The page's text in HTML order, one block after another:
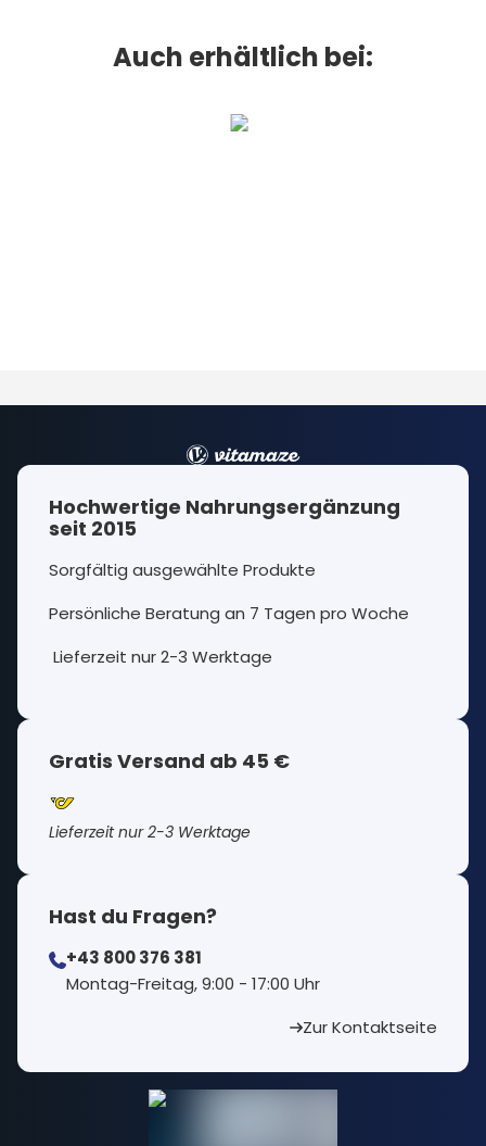
Auch erhältlich bei:
Hochwertige Nahrungsergänzung
seit 2015
Sorgfältig ausgewählte Produkte
Persönliche Beratung an 7 Tagen pro Woche
Lieferzeit nur 2-3 Werktage
Gratis Versand ab 45 €
Lieferzeit nur 2-3 Werktage
Hast du Fragen?
+43 800 376 381
⁠Montag-Freitag, 9:00 - 17:00 Uhr
Zur Kontaktseite